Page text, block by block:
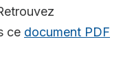
ce document PDF